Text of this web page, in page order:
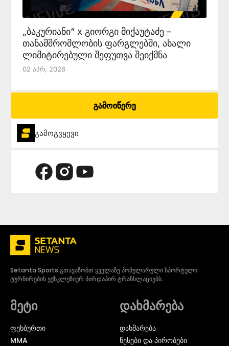
„ბაკურიანი“ x გიორგი მიქაუტაძე –
თანამშრომლობის ფარგლებში, ახალი
ლიმიტირებული შეფუთვა შეიქმნა
02 Აპრ, 2026
გამოიწერე
გამოგვყევი
Setanta Sports გთავაზობთ ყველაზე პოპულარული სპორტული
ტურნირების ექსკლუზიურ პირდაპირ ტრანსლაციებს.
მეტი
ᲤᲔᲮᲑᲣᲠᲗᲘ
MMA
დახმარება
დახმარება
წესები და პირობები